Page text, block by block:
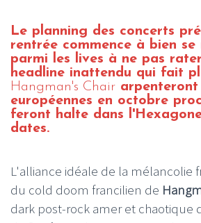
Le planning des concerts
rentrée commence à bien se
parmi les lives à ne pas
headline inattendu qui fait
Hangman's Chair arpenteront
européennes en octobre
feront halte dans
dates.
L'alliance idéale de la mélancolie
du cold doom francilien de
dark post-rock amer et chaotique